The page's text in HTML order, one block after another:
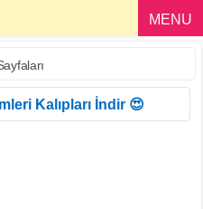
MENU
Kalıpları İndir 😍